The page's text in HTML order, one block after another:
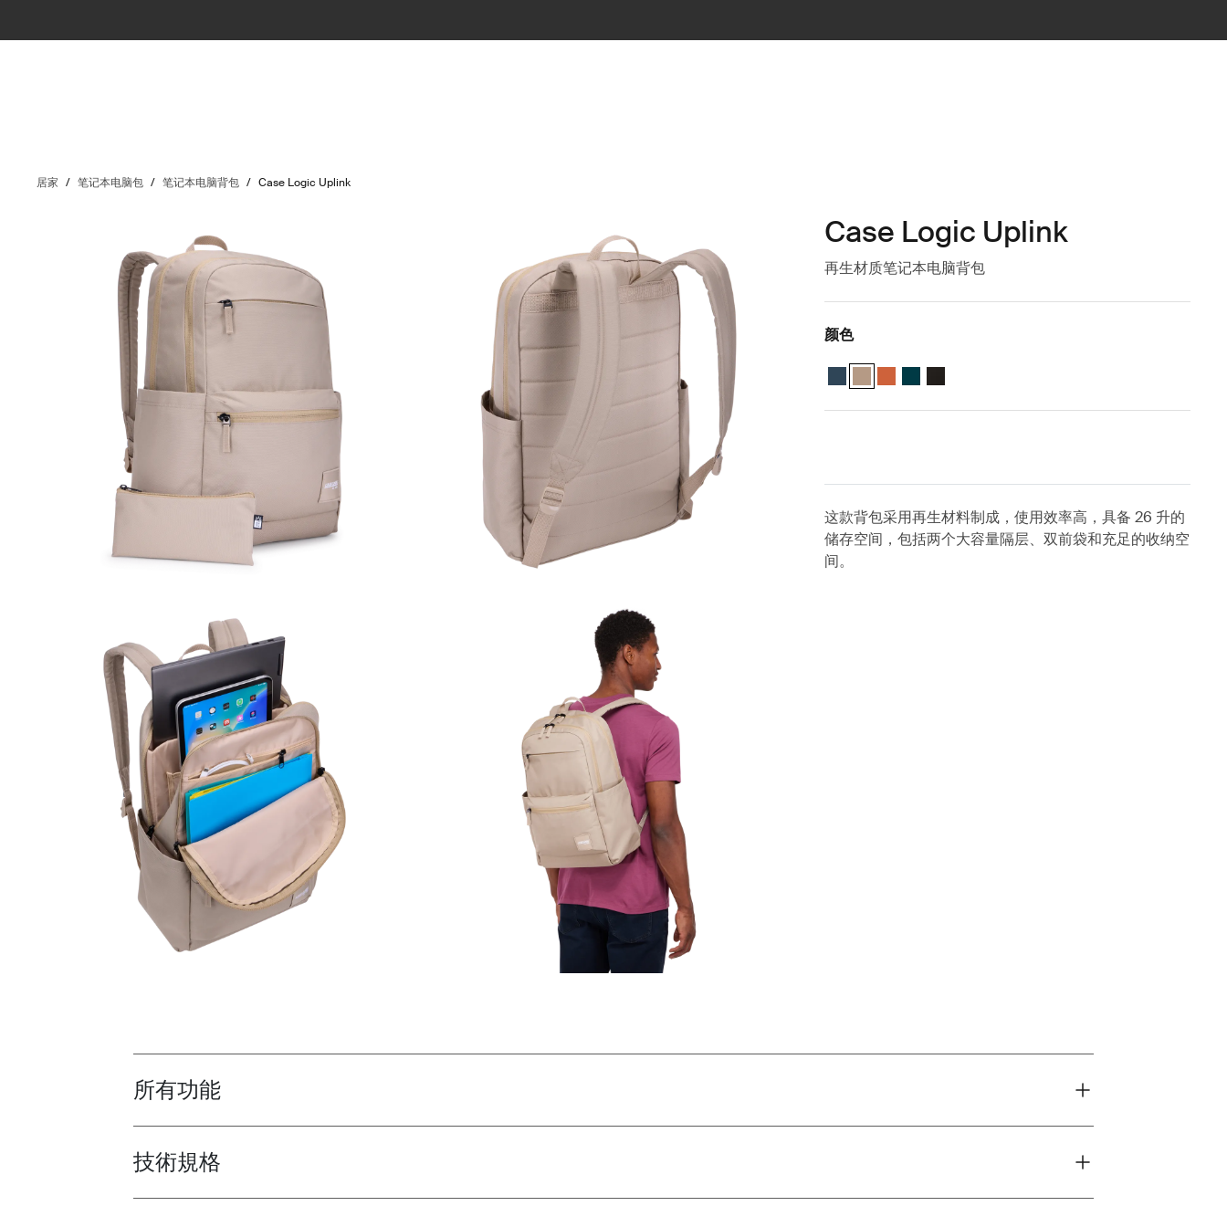
居家 / 笔记本电脑包 / 笔记本电脑背包 / Case Logic Uplink
Case Logic Uplink
再生材质笔记本电脑背包
颜色
Case Logic Uplink Recycled Backpack Navy Blue
Case Logic Uplink Recycled Backpack Boulder Beige (selected)
Case Logic Uplink Recycled Backpack Raw Copper
Case Logic Uplink Recycled Backpack Deep Teal
Case Logic Uplink Recycled Backpack 黑色
这款背包采用再生材料制成，使用效率高，具备 26 升的
储存空间，包括两个大容量隔层、双前袋和充足的收纳空
间。
Toggle features
所有功能
Toggle techspec
技術規格